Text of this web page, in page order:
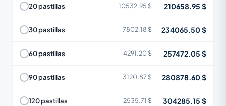
20 pastillas 10532.95 $ 210658.95 $
30 pastillas 7802.18 $ 234065.50 $
60 pastillas 4291.20 $ 257472.05 $
90 pastillas 3120.87 $ 280878.60 $
120 pastillas 2535.71 $ 304285.15 $